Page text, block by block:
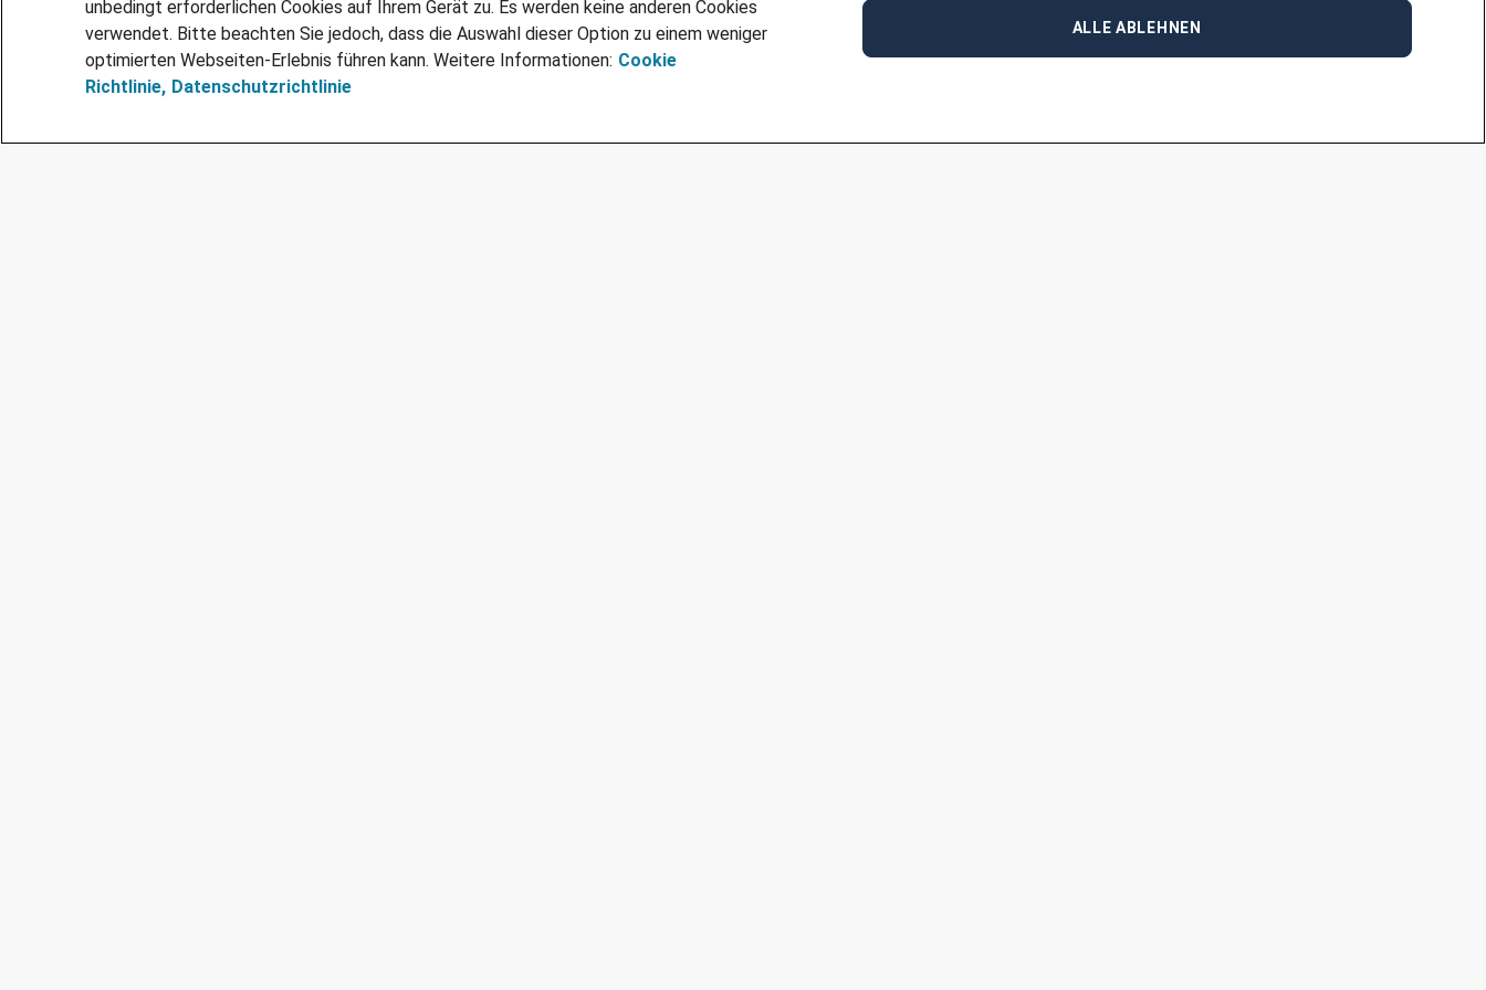
79098 Freiburg
RefJN -042024-582952
unbedingt erforderlichen Cookies auf Ihrem Gerät zu. Es werden keine anderen Cookies
verwendet. Bitte beachten Sie jedoch, dass die Auswahl dieser Option zu einem weniger
optimierten Webseiten-Erlebnis führen kann. Weitere Informationen: Cookie
Richtlinie, Datenschutzrichtlinie
ALLE ABLEHNEN